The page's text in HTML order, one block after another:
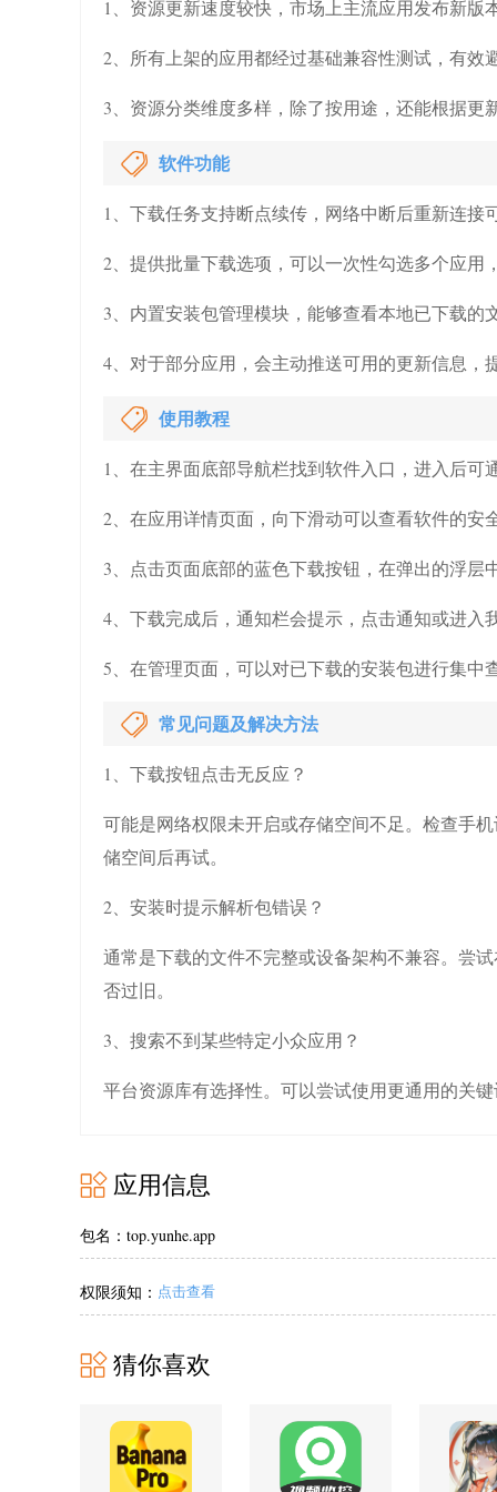
1、资源更新速度较快，市场上主流应用发布新版
2、所有上架的应用都经过基础兼容性测试，有效
3、资源分类维度多样，除了按用途，还能根据更
软件功能
1、下载任务支持断点续传，网络中断后重新连接
2、提供批量下载选项，可以一次性勾选多个应用
3、内置安装包管理模块，能够查看本地已下载的
4、对于部分应用，会主动推送可用的更新信息，
使用教程
1、在主界面底部导航栏找到软件入口，进入后
2、在应用详情页面，向下滑动可以查看软件的安
3、点击页面底部的蓝色下载按钮，在弹出的浮
4、下载完成后，通知栏会提示，点击通知或进入
5、在管理页面，可以对已下载的安装包进行集中
常见问题及解决方法
1、下载按钮点击无反应？
可能是网络权限未开启或存储空间不足。检查手
储空间后再试。
2、安装时提示解析包错误？
通常是下载的文件不完整或设备架构不兼容。尝
否过旧。
3、搜索不到某些特定小众应用？
平台资源库有选择性。可以尝试使用更通用的关
应用信息
包名：top.yunhe.app
权限须知： 点击查看
猜你喜欢